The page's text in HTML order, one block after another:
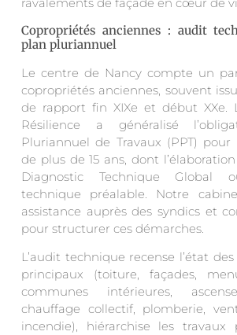
Copropriétés anciennes : audit
plan pluriannuel
Le centre de Nancy compte un
copropriétés anciennes, souvent
de rapport fin XIXe et début XXe.
Résilience a généralisé
Pluriannuel de Travaux (PPT) pour
de plus de 15 ans, dont
Diagnostic Technique Global
technique préalable. Notre
assistance auprès des syndics et
pour structurer ces démarches.
L’audit technique recense l’état
principaux (toiture, façades,
communes intérieures,
chauffage collectif, plomberie,
incendie), hiérarchise les